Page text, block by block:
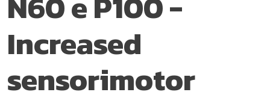
Increased
sensorimotor